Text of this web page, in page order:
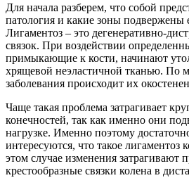
Для начала разберем, что собой
патология и какие зоны подвержены
Лигаментоз – это дегенеративно-
связок. При воздействии
примыкающие к кости, начинают
хрящевой неэластичной тканью. По
заболевания происходит их
Чаще такая проблема затрагивает
конечностей, так как именно они
нагрузке. Именно поэтому
интересуются, что такое лигаментоз
этом случае изменения затрагивают
крестообразные связки колена в